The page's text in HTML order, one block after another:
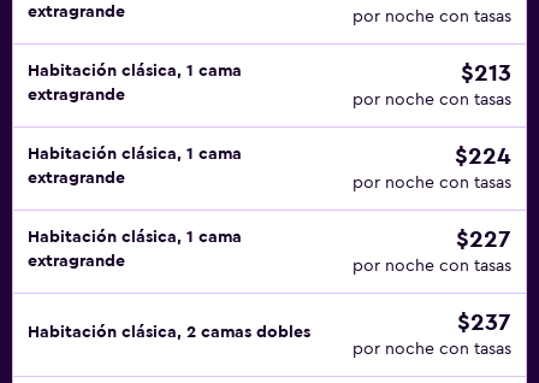
extragrande
por noche con tasas
Habitación clásica, 1 cama
extragrande
$213
por noche con tasas
Habitación clásica, 1 cama
extragrande
$224
por noche con tasas
Habitación clásica, 1 cama
extragrande
$227
por noche con tasas
Habitación clásica, 2 camas dobles $237
por noche con tasas